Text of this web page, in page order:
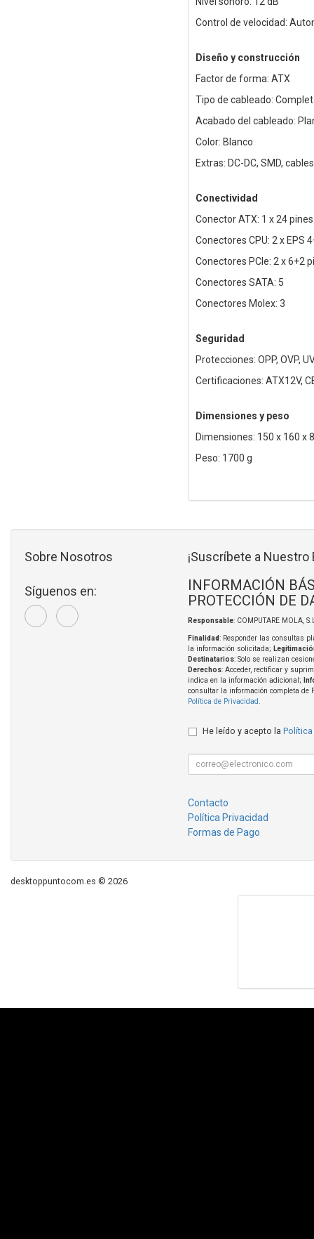
Control de velocidad:
Diseño y construcción
Factor de forma: ATX
Tipo de cableado:
Acabado del cableado:
Color: Blanco
Extras: DC-DC, SMD,
Conectividad
Conector ATX: 1 x 24 pines
Conectores CPU: 2 x EPS
Conectores PCIe: 2 x 6+2
Conectores SATA: 5
Conectores Molex: 3
Seguridad
Protecciones: OPP, OVP,
Certificaciones: ATX12V,
Dimensiones y peso
Dimensiones: 150 x 160 x
Peso: 1700 g
Sobre Nosotros
Síguenos en:
¡Suscríbete a Nuestro
INFORMACIÓN
PROTECCIÓN DE
Responsable: COMPUTARE MOLA,
Finalidad: Responder las consultas
la información solicitada;
Destinatarios: Solo se realizan
Derechos: Acceder, rectificar y
indica en la información adicional;
consultar la información completa de
Política de Privacidad
He leído y acepto la Política
Contacto
Política Privacidad
Formas de Pago
desktoppuntocom.es © 2026